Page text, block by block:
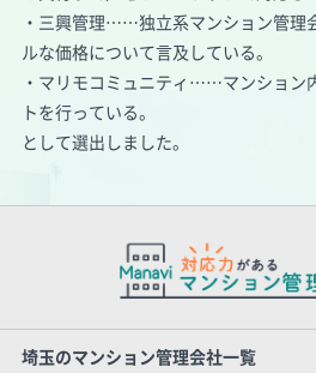
・三興管理……独立系マンション管理
ルな価格について言及している。
・マリモコミュニティ……マンション
トを行っている。
として選出しました。
埼玉のマンション管理会社一覧